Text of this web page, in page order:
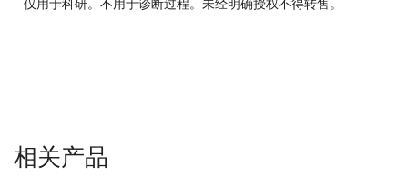
仅用于科研。不用于诊断过程。未经明确授权不得转售。
相关产品